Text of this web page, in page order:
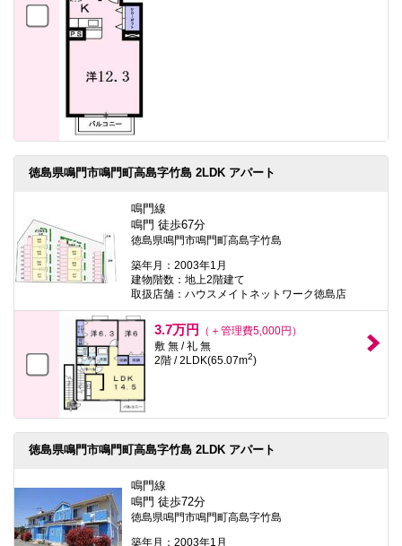
徳島県鳴門市鳴門町高島字竹島 2LDK アパート
鳴門線
鳴門 徒歩67分
徳島県鳴門市鳴門町高島字竹島
築年月：2003年1月
建物階数：地上2階建て
取扱店舗：ハウスメイトネットワーク徳島店
3.7万円
（＋管理費5,000円）
敷 無 / 礼 無
2階 / 2LDK(65.07m2)
徳島県鳴門市鳴門町高島字竹島 2LDK アパート
鳴門線
鳴門 徒歩72分
徳島県鳴門市鳴門町高島字竹島
築年月：2003年1月